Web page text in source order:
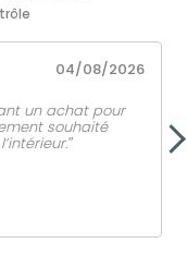
04/08/2026
un achat pour
souhaité